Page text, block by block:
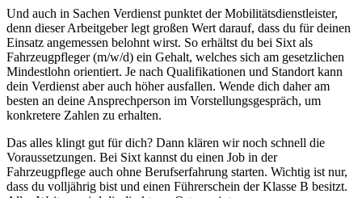
Und auch in Sachen Verdienst punktet der Mobilitätsdienstleister,
denn dieser Arbeitgeber legt großen Wert darauf, dass du für deinen
Einsatz angemessen belohnt wirst. So erhältst du bei Sixt als
Fahrzeugpfleger (m/w/d) ein Gehalt, welches sich am gesetzlichen
Mindestlohn orientiert. Je nach Qualifikationen und Standort kann
dein Verdienst aber auch höher ausfallen. Wende dich daher am
besten an deine Ansprechperson im Vorstellungsgespräch, um
konkretere Zahlen zu erhalten.
Das alles klingt gut für dich? Dann klären wir noch schnell die
Voraussetzungen. Bei Sixt kannst du einen Job in der
Fahrzeugpflege auch ohne Berufserfahrung starten. Wichtig ist nur,
dass du volljährig bist und einen Führerschein der Klasse B besitzt.